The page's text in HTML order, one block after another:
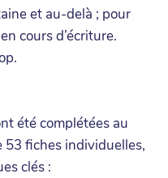
et au-delà ; pour
cours d’écriture.
été complétées au
53 fiches individuelles,
clés :